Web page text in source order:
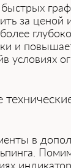
з͏а ценой
и
условиях
в